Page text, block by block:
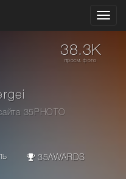
38.3K
просм. фото
35PHOTO
35AWARDS